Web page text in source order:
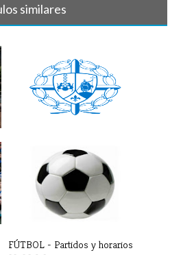
similares
LISTAS FÚTBOL INICIO
ENTRENAMIENTOS[...]
FÚTBOL - Partidos y horarios